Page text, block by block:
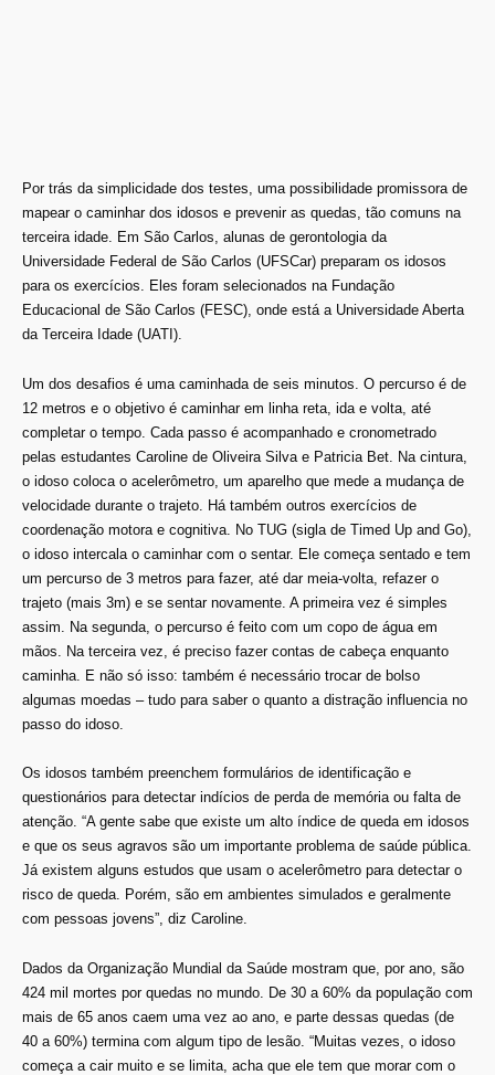
Por trás da simplicidade dos testes, uma possibilidade promissora de
mapear o caminhar dos idosos e prevenir as quedas, tão comuns na
terceira idade. Em São Carlos, alunas de gerontologia da
Universidade Federal de São Carlos (UFSCar) preparam os idosos
para os exercícios. Eles foram selecionados na Fundação
Educacional de São Carlos (FESC), onde está a Universidade Aberta
da Terceira Idade (UATI).
Um dos desafios é uma caminhada de seis minutos. O percurso é de
12 metros e o objetivo é caminhar em linha reta, ida e volta, até
completar o tempo. Cada passo é acompanhado e cronometrado
pelas estudantes Caroline de Oliveira Silva e Patricia Bet. Na cintura,
o idoso coloca o acelerômetro, um aparelho que mede a mudança de
velocidade durante o trajeto. Há também outros exercícios de
coordenação motora e cognitiva. No TUG (sigla de Timed Up and Go),
o idoso intercala o caminhar com o sentar. Ele começa sentado e tem
um percurso de 3 metros para fazer, até dar meia-volta, refazer o
trajeto (mais 3m) e se sentar novamente. A primeira vez é simples
assim. Na segunda, o percurso é feito com um copo de água em
mãos. Na terceira vez, é preciso fazer contas de cabeça enquanto
caminha. E não só isso: também é necessário trocar de bolso
algumas moedas – tudo para saber o quanto a distração influencia no
passo do idoso.
Os idosos também preenchem formulários de identificação e
questionários para detectar indícios de perda de memória ou falta de
atenção. “A gente sabe que existe um alto índice de queda em idosos
e que os seus agravos são um importante problema de saúde pública.
Já existem alguns estudos que usam o acelerômetro para detectar o
risco de queda. Porém, são em ambientes simulados e geralmente
com pessoas jovens”, diz Caroline.
Dados da Organização Mundial da Saúde mostram que, por ano, são
424 mil mortes por quedas no mundo. De 30 a 60% da população com
mais de 65 anos caem uma vez ao ano, e parte dessas quedas (de
40 a 60%) termina com algum tipo de lesão. “Muitas vezes, o idoso
começa a cair muito e se limita, acha que ele tem que morar com o